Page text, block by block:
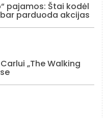
pajamos: Štai kodėl
parduoda akcijas
„The Walking